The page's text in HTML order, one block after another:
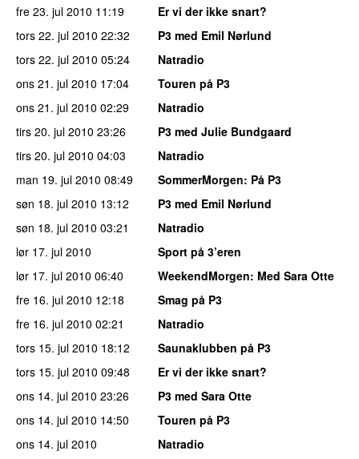
fre 23. jul 2010 11:19
Er vi der ikke snart?
tors 22. jul 2010 22:32
P3 med Emil Nørlund
tors 22. jul 2010 05:24
Natradio
ons 21. jul 2010 17:04
Touren på P3
ons 21. jul 2010 02:29
Natradio
tirs 20. jul 2010 23:26
P3 med Julie Bundgaard
tirs 20. jul 2010 04:03
Natradio
man 19. jul 2010 08:49 SommerMorgen: På P3
søn 18. jul 2010 13:12
P3 med Emil Nørlund
søn 18. jul 2010 03:21
Natradio
lør 17. jul 2010
Sport på 3’eren
lør 17. jul 2010 06:40 WeekendMorgen: Med Sara Otte
fre 16. jul 2010 12:18
Smag på P3
fre 16. jul 2010 02:21
Natradio
tors 15. jul 2010 18:12
Saunaklubben på P3
tors 15. jul 2010 09:48
Er vi der ikke snart?
ons 14. jul 2010 23:26
P3 med Sara Otte
ons 14. jul 2010 14:50
Touren på P3
ons 14. jul 2010
Natradio